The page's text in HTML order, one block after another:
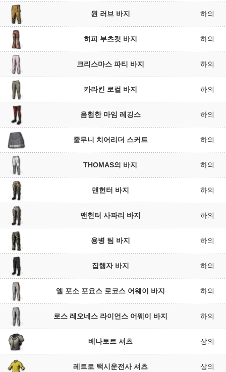
원 러브 바지 하의
히피 부츠컷 바지 하의
크리스마스 파티 바지 하의
카라킨 로컬 바지 하의
음험한 마임 레깅스 하의
줄무니 치어리더 스커트 하의
THOMAS의 바지 하의
맨헌터 바지 하의
맨헌터 사파리 바지 하의
용병 팀 바지 하의
집행자 바지 하의
엘 포소 포요스 로코스 어웨이 바지 하의
로스 레오네스 라이언스 어웨이 바지 하의
베나토르 셔츠 상의
레트로 택시운전사 셔츠 상의